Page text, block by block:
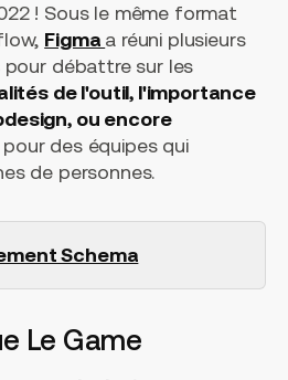
! Sous le même format
Figma a réuni plusieurs
débattre sur les
de l'outil, l'importance
ou encore
pour des équipes qui
de personnes.
Schema
Le Game